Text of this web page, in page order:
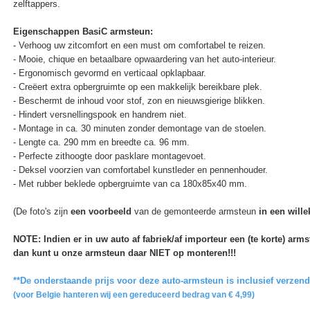
zelftappers.
Eigenschappen BasiC armsteun:
- Verhoog uw zitcomfort en een must om comfortabel te reizen.
- Mooie, chique en betaalbare opwaardering van het auto-interieur.
- Ergonomisch gevormd en verticaal opklapbaar.
- Creëert extra opbergruimte op een makkelijk bereikbare plek.
- Beschermt de inhoud voor stof, zon en nieuwsgierige blikken.
- Hindert versnellingspook en handrem niet.
- Montage in ca. 30 minuten zonder demontage van de stoelen.
- Lengte ca. 290 mm en breedte ca. 96 mm.
- Perfecte zithoogte door pasklare montagevoet.
- Deksel voorzien van comfortabel kunstleder en pennenhouder.
- Met rubber beklede opbergruimte van ca 180x85x40 mm.
(De foto's zijn een voorbeeld van de gemonteerde armsteun in een
NOTE: Indien er in uw auto af fabriek/af importeur een (te korte)
dan kunt u onze armsteun daar NIET op monteren!!!
**De onderstaande prijs voor deze auto-armsteun is inclusief
(voor Belgie hanteren wij een gereduceerd bedrag van € 4,99)